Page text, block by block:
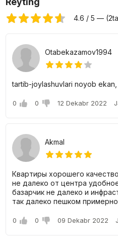
4.6 / 5 —
Otabekazamov1994
tartib-joylashuvlari noyob
0 0 12 Dekabr 2022
Akmal
Квартиры хорошего
не далеко от центра
базарчик не далеко и
так далеко пешком
0 0 09 Dekabr 2022